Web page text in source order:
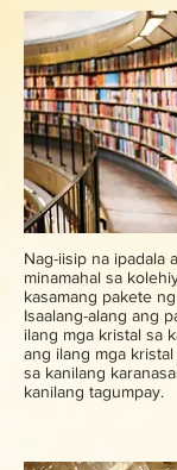
Nag-iisip na ipadala
minamahal sa
kasamang pakete
Isaalang-alang ang
ilang mga kristal sa
ang ilang mga
sa kanilang
kanilang tagumpay.